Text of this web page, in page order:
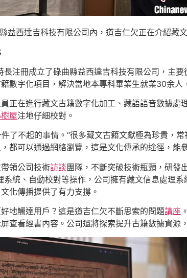
益西達吉科技有限公司內，道吉仁欠正在介紹藏
注冊成立了碌曲縣益西達吉科技有限公司，主
數字化項目，解決當地本專科畢業生就業30余
正在進行藏文古籍數字化加工、藏語語音數據
屋注地仔細校對。
了不起的事情。“很多藏文古籍文獻極為珍貴，
都可以通過網絡瀏覽，這是文化傳承的途徑，能
領公司技術訪談團隊，不斷突破技術瓶頸，研發
統、自動校對等操作，公司擁有藏文信息處理
化傳播提供了有力支撐。
地觸達用戶？這是道吉仁欠不斷思索的問題講座
查看經書內容。公司還將探索提升古籍數據資源